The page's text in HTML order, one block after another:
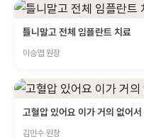
틀니말고 전체 임플란트 치료
이승엽 원장
고혈압 있어요 이가 거의 없어
김민수 원장